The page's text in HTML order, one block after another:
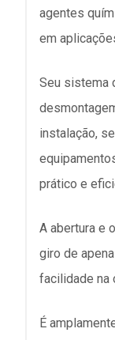
agentes
em
Seu sistema
instalação,
prático e
A abertura e
giro de
facilidade na
É